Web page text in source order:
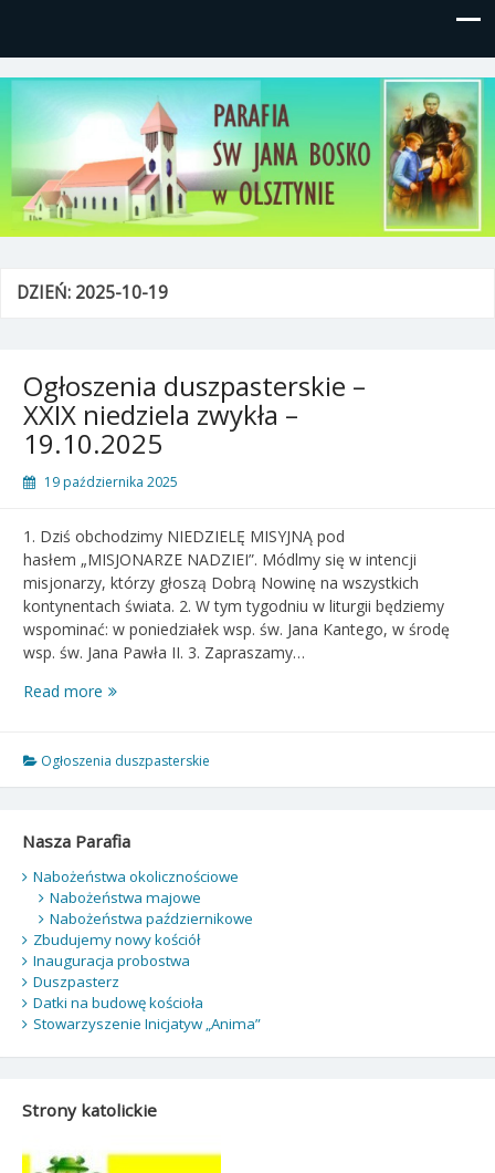
Parafia św, Jana Bosko w
Olsztynie
Gutkowo, ul. Żółkiewskiego 1
DZIEŃ: 2025-10-19
Ogłoszenia duszpasterskie –
XXIX niedziela zwykła –
19.10.2025
19 października 2025
1. Dziś obchodzimy NIEDZIELĘ MISYJNĄ pod
hasłem „MISJONARZE NADZIEI”. Módlmy się w intencji
misjonarzy, którzy głoszą Dobrą Nowinę na wszystkich
kontynentach świata. 2. W tym tygodniu w liturgii będziemy
wspominać: w poniedziałek wsp. św. Jana Kantego, w środę
wsp. św. Jana Pawła II. 3. Zapraszamy…
Read more Ogłoszenia
XXIX
niedziela
19.10.2025
Ogłoszenia duszpasterskie
Nasza Parafia
Nabożeństwa okolicznościowe
Nabożeństwa majowe
Nabożeństwa październikowe
Zbudujemy nowy kościół
Inauguracja probostwa
Duszpasterz
Datki na budowę kościoła
Stowarzyszenie Inicjatyw „Anima”
Strony katolickie